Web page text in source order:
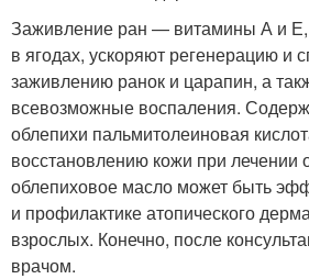
Заживление ран — витамины А и Е,
в ягодах, ускоряют регенерацию и
заживлению ранок и царапин, а
всевозможные воспаления.
облепихи пальмитолеиновая
восстановлению кожи при лечении
облепиховое масло может быть
и профилактике атопического
взрослых. Конечно, после
врачом.